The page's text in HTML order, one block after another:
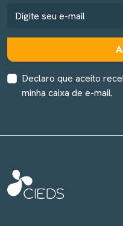
Declaro que aceito
minha caixa de e-mail.